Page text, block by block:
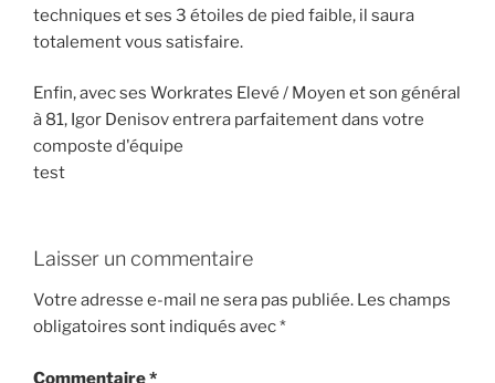
techniques et ses 3 étoiles de pied faible, il saura
totalement vous satisfaire.
Enfin, avec ses Workrates Elevé / Moyen et son général
à 81, Igor Denisov entrera parfaitement dans votre
composte d'équipe
test
Laisser un commentaire
Votre adresse e-mail ne sera pas publiée. Les champs
obligatoires sont indiqués avec*
Commentaire*